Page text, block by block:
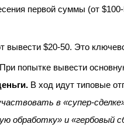
первой суммы (от
вывести $20-50. Это
При попытке вывести
В ход идут типовые
в «супер-
обработку» и «гербовый